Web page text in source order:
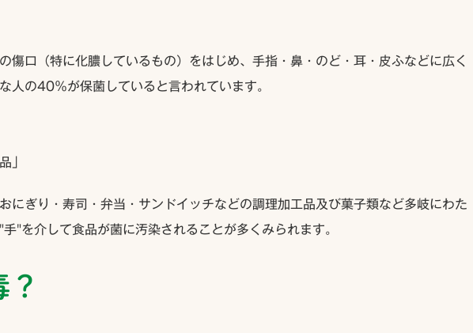
傷口（特に化膿しているもの）をはじめ、手指・鼻・のど・耳・皮ふなどに広く
人の40％が保菌していると言われています。
」
にぎり・寿司・弁当・サンドイッチなどの調理加工品及び菓子類など多岐にわた
"を介して食品が菌に汚染されることが多くみられます。